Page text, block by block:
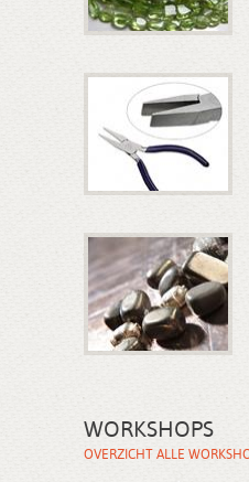
WORKSHOPS
OVERZICHT ALLE